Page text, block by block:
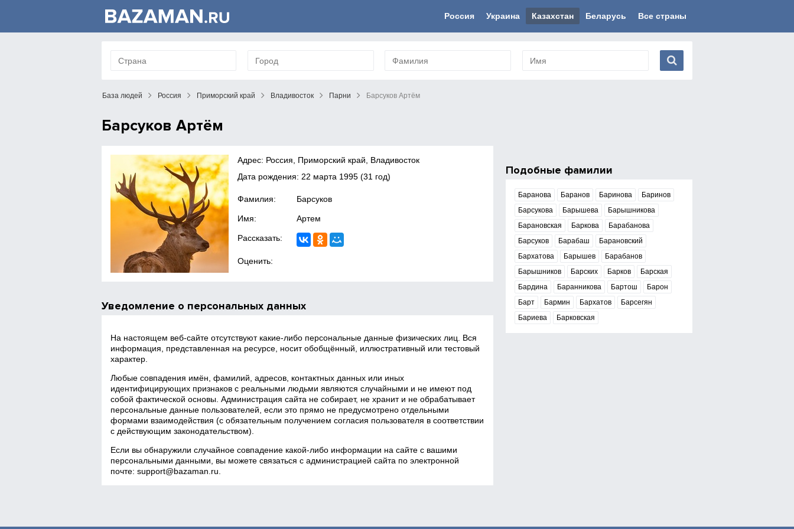
Россия Украина Казахстан Беларусь Все страны
База людей Россия Приморский край Владивосток Парни Барсуков Артём
Барсуков Артём
Адрес: Россия, Приморский край, Владивосток
Дата рождения: 22 марта 1995 (31 год)
Фамилия: Барсуков
Имя: Артем
Рассказать:
Оценить:
Уведомление о персональных данных
На настоящем веб‑сайте отсутствуют какие‑либо персональные данные физических лиц. Вся
информация, представленная на ресурсе, носит обобщённый, иллюстративный или тестовый
характер.
Любые совпадения имён, фамилий, адресов, контактных данных или иных
идентифицирующих признаков с реальными людьми являются случайными и не имеют под
собой фактической основы. Администрация сайта не собирает, не хранит и не обрабатывает
персональные данные пользователей, если это прямо не предусмотрено отдельными
формами взаимодействия (с обязательным получением согласия пользователя в соответствии
с действующим законодательством).
Если вы обнаружили случайное совпадение какой‑либо информации на сайте с вашими
персональными данными, вы можете связаться с администрацией сайта по электронной
почте:support@bazaman.ru
Подобные фамилии
Баранова Баранов Баринова
Баринов
Барсукова
Барышева
Барышникова
Барановская
Баркова
Барабанова
Барсуков
Барабаш
Барановский
Бархатова
Барышев
Барабанов
Барышников
Барских Барков
Барская
Бардина
Баранникова Бартош
Барон
Барт
Бармин Бархатов
Барсегян
Бариева
Барковская